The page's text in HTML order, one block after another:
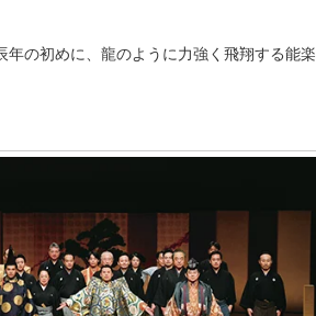
の初めに、龍のように力強く飛翔する能楽